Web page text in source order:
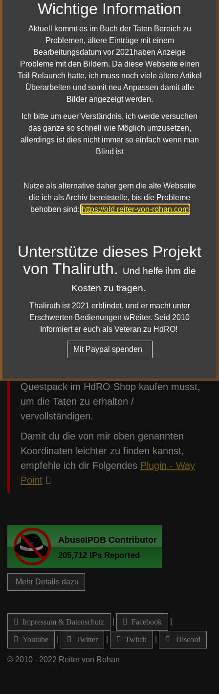
Koordinaten
Das neue Tagebuch - 40.8N 62.3W
Seite 1 - 38.5N 64.8W
Seite 2 - 37.2N 65.8W
Seite 3 - 34.9N 63.8W
Seite 4 - 32.9N 62.9W
Seite 5 - 40.8N 62.5W
Seite 6 - 44.1N 64.1W
Seite 7 - 37.0N 64.7W
Seite 8 - 39.7N 60.7W
Dir sind Fehler aufgefallen, oder du hast Ergänzungen zu
Feedback senden
Die Markierungen auf der Karte zeigen
den ungefähren Bereich des Fundortes
an und müssen daher nicht immer zu
100 % richtig sein! Zudem kann es untrer
Questpack im HdRO Shop kaufen musst,
um die Taten zu erhalten /
vervollständigen.
Damit du die von mir oben genannten
Koordinaten leichter zu finden kannst,
empfehle ich dir Folgendes Plugin - Way
Point
Mehr Details dazu
Impressum & Datenschutz Facebook
Youtube Twitter Twitch Discord
© 2010 - 2022 Reiter von Rohan
Wichtige Information
Aktuell kommt es im Buch der Taten Bereich zu
Problemen, ältere Einträge mit einem
Bearbeitungsdatum vor 2021haben Anzeige
Probleme mit den Bildern. Da diese Webseite einen
Teil Relaunch hatte, ich muss noch viele ältere Artikel
Überarbeiten und somit neu Anpassen damit alle
Bilder angezeigt werden.
Ich bitte um euer Verständnis, ich werde versuchen
das ganze so schnell wie Möglich umzusetzen,
allerdings ist dies nicht immer so einfach wenn man
Blind ist
Nutze als alternative daher gern die alte Webseite
die ich als Archiv bereitstelle, bis die Probleme
behoben sind: https://old.reiter-von-rohan.com
Unterstütze dieses Projekt
von Thaliruth.
Und helfe ihm die
Kosten zu tragen.
Thaliruth ist 2021 erblindet, und er macht unter
Erschwerten Bedienungen wReiter. Seid 2010
Informiert er euch als Veteran zu HdRO!
Mit Paypal spenden